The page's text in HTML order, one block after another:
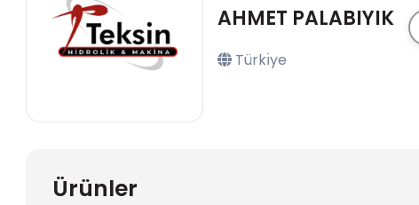
AHMET PALABIYIK
Türkı̇ye
Ürünler